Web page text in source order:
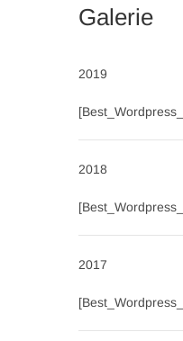
Galerie
2019
2018
2017